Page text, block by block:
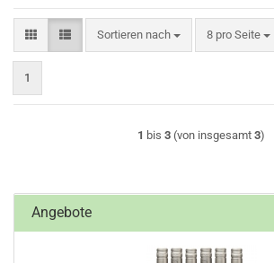
Sortieren nach
Sortieren nach 8 pro Seite
pro Seite
1
1 bis 3 (von insgesamt 3)
Angebote